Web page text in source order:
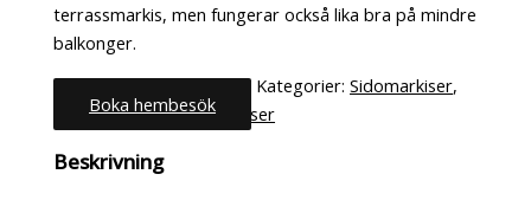
terrassmarkis, men fungerar också lika bra på mindre
balkonger.
Boka hembesök
Kategorier:Sidomarkiser,
Terrass- & Fönstermarkiser
Beskrivning